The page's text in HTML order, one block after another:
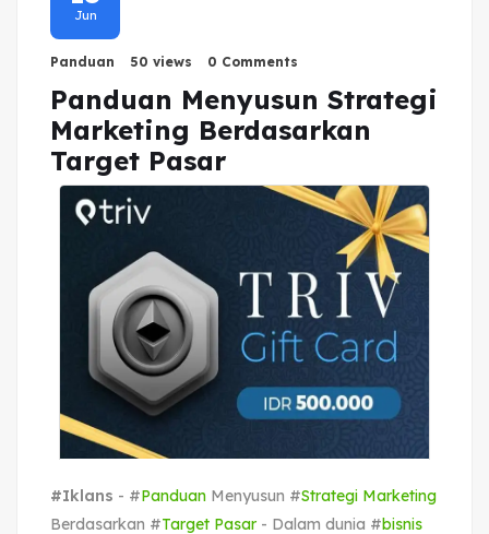
Jun
Panduan 50 views 0 Comments
Panduan Menyusun Strategi
Marketing Berdasarkan
Target Pasar
#Iklans - #Panduan Menyusun #Strategi Marketing
Berdasarkan #Target Pasar - Dalam dunia #bisnis